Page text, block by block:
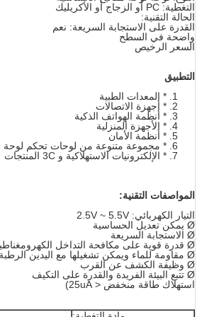
التغطية: PC أو الزجاج أو الأكريليك
الحالة التقنية:
القدرة على الاستجابة السريعة: نعم
واضحة في السطح
السعر الرخيص
التطبيق
* المعدات الطبية
* أجهزة الاتصالات
* أنظمة الهواتف الذكية
* الأجهزة المنزلية
* أنظمة الأمان
* مجموعة متنوعة من لوحات تحكم لوحة
* الإلكترونيات الاستهلاكية و 3C المنتجات
المواصفات التقنية:
التيار الكهربائي: 2.5V ~ 5.5V
Ø يمكن تعديل الحساسية
Ø الاستجابة السريعة
Ø قدرة قوية على مكافحة التداخل الكهرومغناطيسي
Ø مقاومة للماء ويمكن تشغيلها مع اليدين الرطبة
Ø وظيفة الكشف عن القرب
Ø تتبع البيئة الفريدة والقدرة على التكيف
استهلاك طاقة منخفض < 25uA)